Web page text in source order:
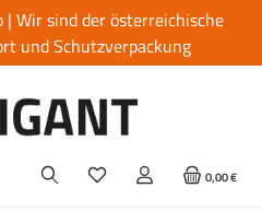
| Wir sind der österreichische
und Schutzverpackung
0,00 €